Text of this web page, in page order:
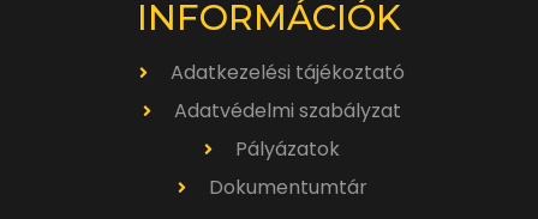
INFORMÁCIÓK
Adatkezelési tájékoztató
Adatvédelmi szabályzat
Pályázatok
Dokumentumtár